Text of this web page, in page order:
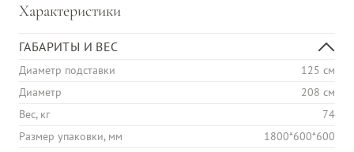
Характеристики
ГАБАРИТЫ И ВЕС
Диаметр подставки
125 см
Диаметр
208 см
Вес, кг
74
Размер упаковки, мм
1800*600*600